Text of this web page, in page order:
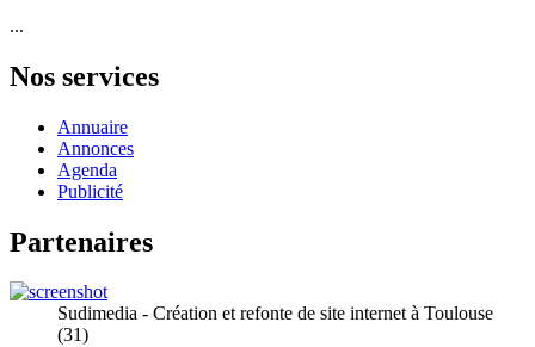
...
Nos services
Annuaire
Annonces
Agenda
Publicité
Partenaires
Sudimedia - Création et refonte de site internet à Toulouse
(31)